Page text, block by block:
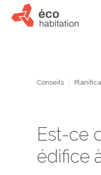
Conseils
Est-ce
édifice